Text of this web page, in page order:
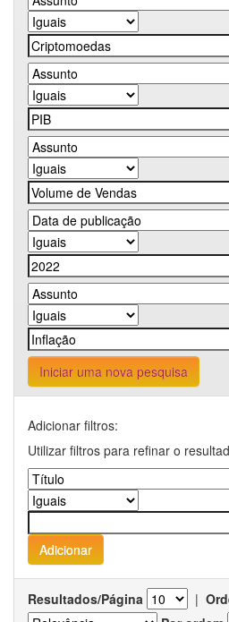
Iniciar uma nova pesquisa
Adicionar filtros:
Utilizar filtros para refinar o
Resultados/Página |